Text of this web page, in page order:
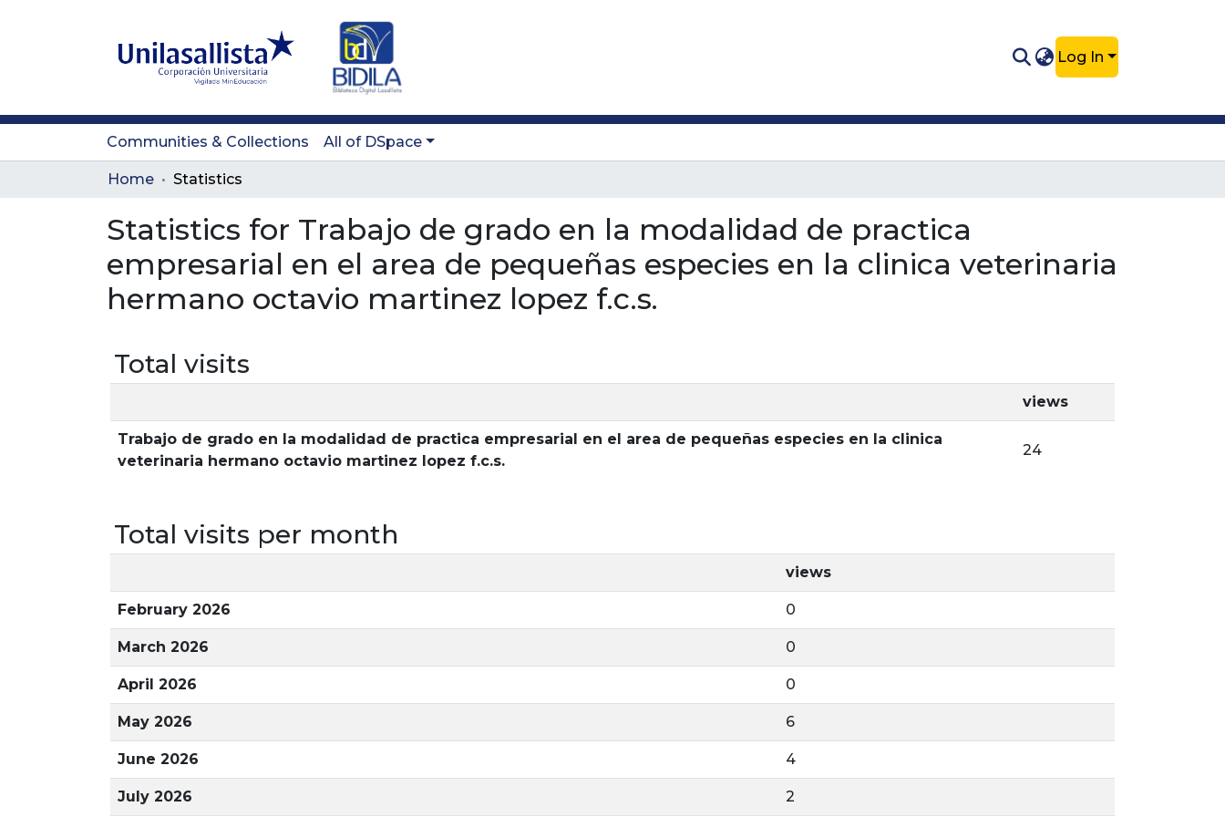
Log In
Communities & Collections All of DSpace
Home Statistics
Statistics for Trabajo de grado en la modalidad de practica
empresarial en el area de pequeñas especies en la clinica veterinaria
hermano octavio martinez lopez f.c.s.
Total visits
views
Trabajo de grado en la modalidad de practica empresarial en el area de pequeñas especies en la clinica
veterinaria hermano octavio martinez lopez f.c.s.
24
Total visits per month
views
February 2026 0
March 2026 0
April 2026 0
May 2026 6
June 2026 4
July 2026 2